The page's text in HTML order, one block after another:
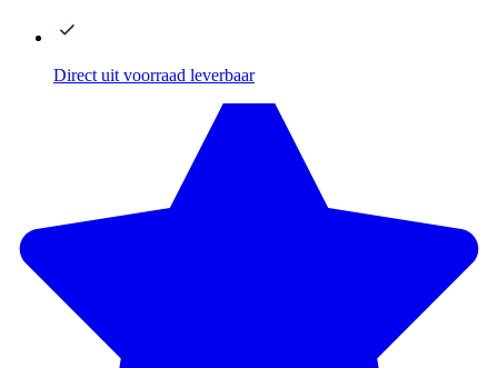
Direct uit voorraad leverbaar